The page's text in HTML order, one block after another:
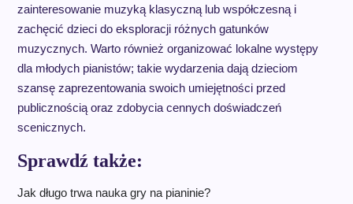
zainteresowanie muzyką klasyczną lub współczesną i
zachęcić dzieci do eksploracji różnych gatunków
muzycznych. Warto również organizować lokalne występy
dla młodych pianistów; takie wydarzenia dają dzieciom
szansę zaprezentowania swoich umiejętności przed
publicznością oraz zdobycia cennych doświadczeń
scenicznych.
Sprawdź także:
Jak długo trwa nauka gry na pianinie?